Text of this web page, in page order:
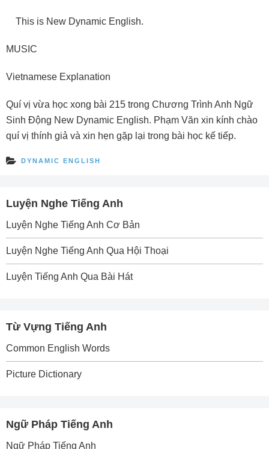
This is New Dynamic English.
MUSIC
Vietnamese Explanation
Quí vị vừa học xong bài 215 trong Chương Trình Anh Ngữ
Sinh Ðộng New Dynamic English. Phạm Văn xin kính chào
quí vị thính giả và xin hẹn gặp lại trong bài học kế tiếp.
DYNAMIC ENGLISH
Luyện Nghe Tiếng Anh
Luyện Nghe Tiếng Anh Cơ Bản
Luyện Nghe Tiếng Anh Qua Hội Thoại
Luyện Tiếng Anh Qua Bài Hát
Từ Vựng Tiếng Anh
Common English Words
Picture Dictionary
Ngữ Pháp Tiếng Anh
Ngữ Pháp Tiếng Anh